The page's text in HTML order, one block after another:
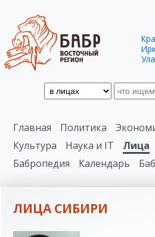
Главная Политика
Культура
Наука и IT Лица
Бабропедия
Календарь
ЛИЦА СИБИРИ